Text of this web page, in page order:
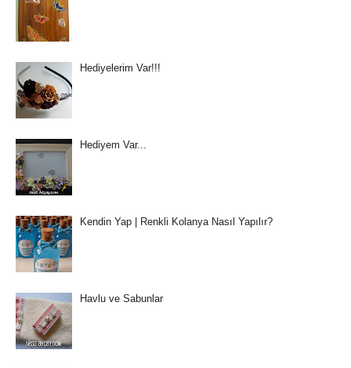
Hediyelerim Var!!!
Hediyem Var...
Kendin Yap | Renkli Kolanya Nasıl Yapılır?
Havlu ve Sabunlar